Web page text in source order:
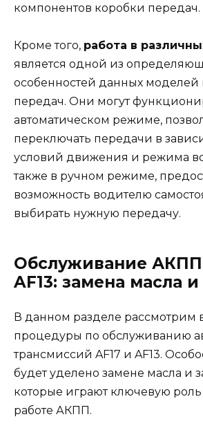
компонентов коробки передач.
Кроме того, работа в
является одной из
особенностей данных моделей
передач. Они могут
автоматическом режиме,
переключать передачи в
условий движения и режима
также в ручном режиме,
возможность водителю
выбирать нужную передачу.
Обслуживание АКПП
AF13: замена масла и
В данном разделе рассмотрим
процедуры по обслуживанию
трансмиссий AF17 и AF13.
будет уделено замене масла и
которые играют ключевую
работе АКПП.